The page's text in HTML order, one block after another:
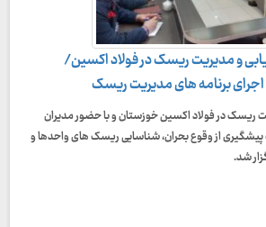
و مدیریت ریسک در فولاد اکسین/
اجرای برنامه های مدیریت ریسک
ریسک در فولاد اکسین خوزستان و با حضور مدیران
از وقوع بحران، شناسایی ریسک های واحدها و
شد.